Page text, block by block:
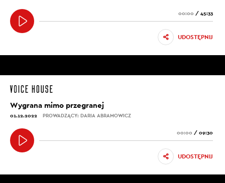
00:00 / 45:33
UDOSTĘPNIJ
Wygrana mimo przegranej
01.12.2022 PROWADZĄCY: DARIA ABRAMOWICZ
00:00 / 09:30
UDOSTĘPNIJ